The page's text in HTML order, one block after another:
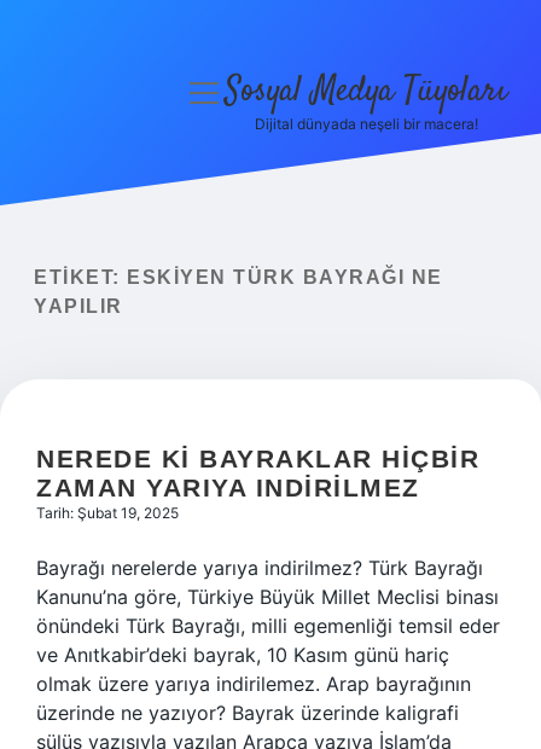
Yasal Uyarı
menüyüSosyal Medya Tüyoları
Dijital dünyada neşeli bir macera!
ETIKET:
ESKIYEN TÜRK BAYRAĞI NE
YAPILIR
NEREDE KI BAYRAKLAR HIÇBIR
ZAMAN YARIYA INDIRILMEZ
Tarih: Şubat 19, 2025
Bayrağı nerelerde yarıya indirilmez? Türk Bayrağı
Kanunu’na göre, Türkiye Büyük Millet Meclisi binası
önündeki Türk Bayrağı, milli egemenliği temsil eder
ve Anıtkabir’deki bayrak, 10 Kasım günü hariç
olmak üzere yarıya indirilemez. Arap bayrağının
üzerinde ne yazıyor? Bayrak üzerinde kaligrafi
sülüs yazısıyla yazılan Arapça yazıya İslam’da